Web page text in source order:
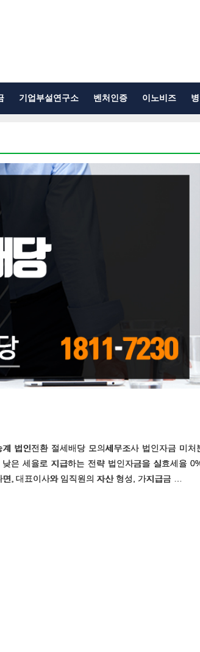
기업부설연구소 벤처인증 이노비즈
법인전환 절세배당 모의세무조사 법인자금 미처
은 세율로 지급하는 전략 법인자금을 실효세율
, 대표이사와 임직원의 자산 형성, 가지급금 …